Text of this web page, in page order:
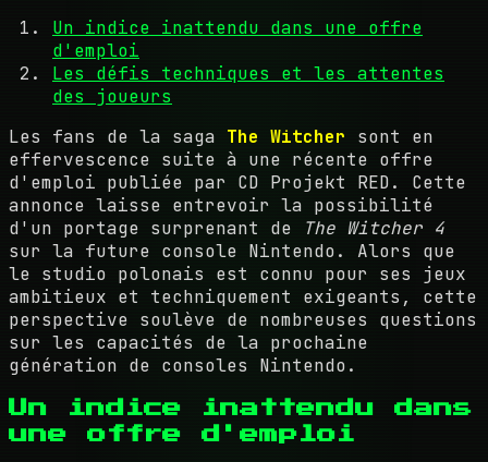
Un indice inattendu dans une offre
d'emploi
Les défis techniques et les attentes
des joueurs
Les fans de la saga The Witcher sont en
effervescence suite à une récente offre
d'emploi publiée par CD Projekt RED. Cette
annonce laisse entrevoir la possibilité
d'un portage surprenant de
The Witcher 4
sur la future console Nintendo. Alors que
le studio polonais est connu pour ses jeux
ambitieux et techniquement exigeants, cette
perspective soulève de nombreuses questions
sur les capacités de la prochaine
génération de consoles Nintendo.
Un indice inattendu dans
une offre d'emploi